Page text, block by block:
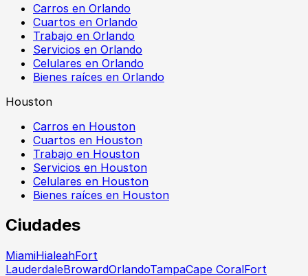
Carros en Orlando
Cuartos en Orlando
Trabajo en Orlando
Servicios en Orlando
Celulares en Orlando
Bienes raíces en Orlando
Houston
Carros en Houston
Cuartos en Houston
Trabajo en Houston
Servicios en Houston
Celulares en Houston
Bienes raíces en Houston
Ciudades
MiamiHialeahFort
LauderdaleBrowardOrlandoTampaCape CoralFort